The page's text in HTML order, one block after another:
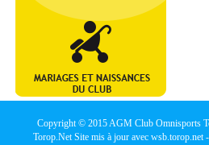
Copyright © 2015 AGM Club Omnisports
Torop.Net Site mis à jour avec wsb.torop.net -